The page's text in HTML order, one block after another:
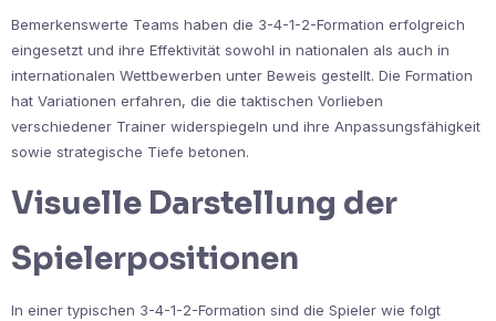
Bemerkenswerte Teams haben die 3-4-1-2-Formation erfolgreich
eingesetzt und ihre Effektivität sowohl in nationalen als auch in
internationalen Wettbewerben unter Beweis gestellt. Die Formation
hat Variationen erfahren, die die taktischen Vorlieben
verschiedener Trainer widerspiegeln und ihre Anpassungsfähigkeit
sowie strategische Tiefe betonen.
Visuelle Darstellung der
Spielerpositionen
In einer typischen 3-4-1-2-Formation sind die Spieler wie folgt